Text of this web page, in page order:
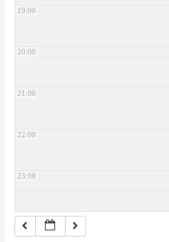
19:00
20:00
21:00
22:00
23:00